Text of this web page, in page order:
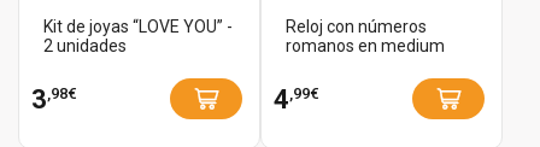
Kit de joyas “LOVE YOU” -
2 unidades
3 ,98€
Reloj con números
romanos en medium
4 ,99€